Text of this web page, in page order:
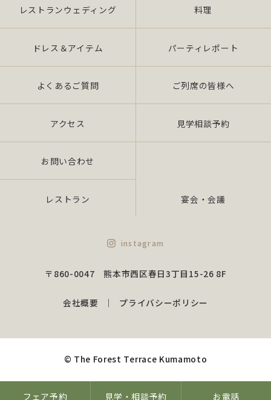
フェア予約 見学・相談予約 お電話
の下で行います。
2.個人情報の適切な取扱い
当社は、個人情報の取扱いに関し、JIS Q 15001：
2006 の要求事項、法令「個人情報保護法（平成 17
年 4 月施行）（以下、「法」 という。）」及び社団
法人全日本冠婚葬祭互助協会が定める指針、その他
の規範を遵守いたします。
また、当社役員・全従業員がこれを「理解」・「徹
安全措置を講じ、個人情報の安全性及び正確性を確
保するために諸政策を実行し、是正いたします。
情報管理の役割、責任の明確化、従業員の監
とします
（2）物理的安全措置について
漏えい、滅失又はき損防止のための対策を行
レストランウェディング 料理
ドレス＆アイテム パーティレポート
よくあるご質問 ご列席の皆様へ
アクセス 見学相談予約
お問い合わせ
レストラン 宴会・会議
会社概要 プライバシーポリシー
instagram
〒860-0047 熊本市西区春日3丁目15-26 8F
© The Forest Terrace Kumamoto